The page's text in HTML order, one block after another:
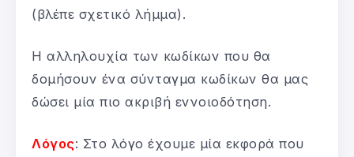
(βλέπε σχετικό λήμμα).
Η αλληλουχία των κωδίκων που θα
δομήσουν ένα σύνταγμα κωδίκων θα μας
δώσει μία πιο ακριβή εννοιοδότηση.
Λόγος: Στο λόγο έχουμε μία εκφορά που